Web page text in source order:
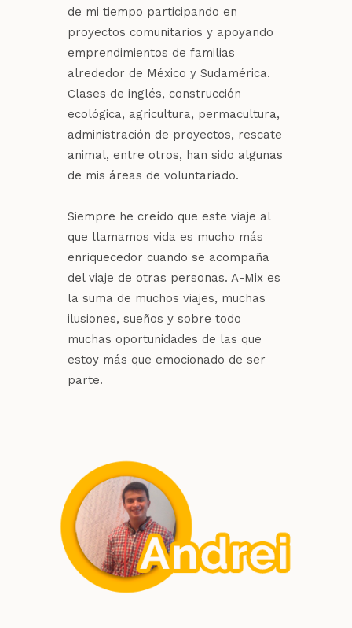
de mi tiempo participando en
proyectos comunitarios y apoyando
emprendimientos de familias
alrededor de México y Sudamérica.
Clases de inglés, construcción
ecológica, agricultura, permacultura,
administración de proyectos, rescate
animal, entre otros, han sido algunas
de mis áreas de voluntariado.
Siempre he creído que este viaje al
que llamamos vida es mucho más
enriquecedor cuando se acompaña
del viaje de otras personas. A-Mix es
la suma de muchos viajes, muchas
ilusiones, sueños y sobre todo
muchas oportunidades de las que
estoy más que emocionado de ser
parte.